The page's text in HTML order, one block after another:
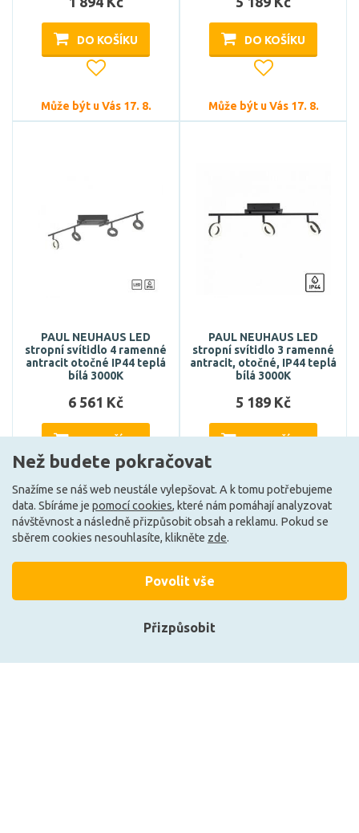
DO KOŠÍKU
Může být u Vás 17. 8.
DO KOŠÍKU
Může být u Vás 17. 8.
PAUL NEUHAUS LED
stropní svítidlo 4 ramenné
antracit otočné IP44 teplá
bílá 3000K
6 561 Kč
DO KOŠÍKU
Může být u Vás 17. 8.
PAUL NEUHAUS LED
stropní svítidlo 3 ramenné
antracit, otočné, IP44 teplá
bílá 3000K
5 189 Kč
DO KOŠÍKU
Může být u Vás 17. 8.
Načíst další
Ze stejné kolekce
Než budete pokračovat
Snažíme se náš web neustále vylepšovat. A k tomu potřebujeme
data. Sbíráme je pomocí cookies, které nám pomáhají analyzovat
návštěvnost a následně přizpůsobit obsah a reklamu. Pokud se
sběrem cookies nesouhlasíte, klikněte zde.
Přizpůsobit
Povolit vše